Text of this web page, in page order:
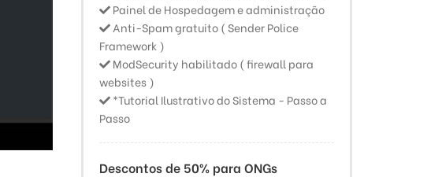
Painel de Hospedagem e administração
Anti-Spam gratuito ( Sender Police
Framework )
ModSecurity habilitado ( firewall para
websites )
*Tutorial Ilustrativo do Sistema - Passo a
Passo
Descontos de 50% para ONGs